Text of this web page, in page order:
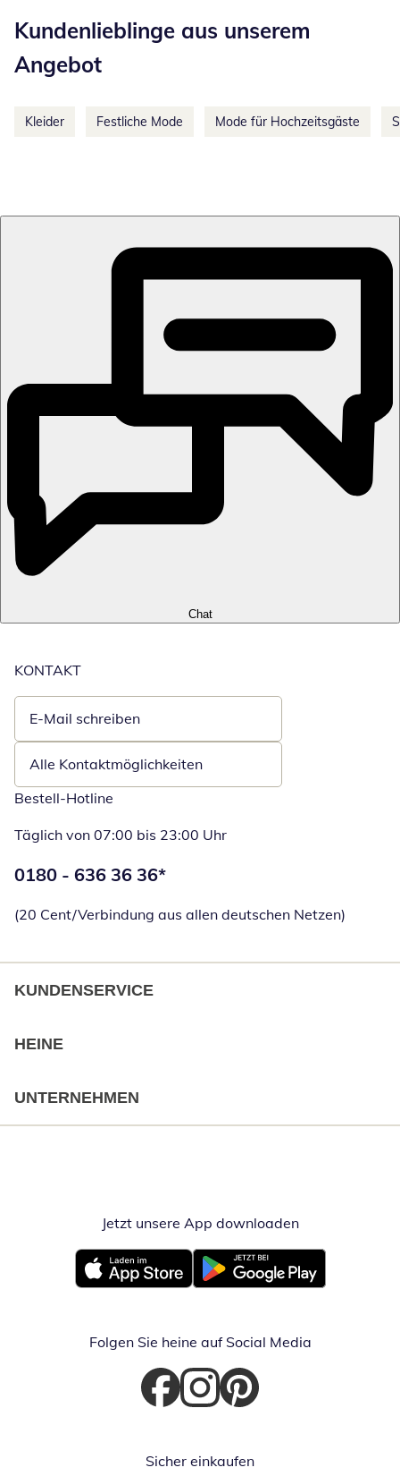
Kundenlieblinge aus unserem
Angebot
Kleider Festliche Mode Mode für Hochzeitsgäste
Chat
KONTAKT
E-Mail schreiben
Öffnet E-Mail-Client
Alle Kontaktmöglichkeiten
Bestell-Hotline
Täglich von 07:00 bis 23:00 Uhr
Telefonnummer:
0180 - 636 36 36*
(20 Cent/Verbindung aus allen deutschen Netzen)
KUNDENSERVICE
HEINE
UNTERNEHMEN
Jetzt unsere App downloadenÖffnet in
Öffnet in neuem FensterÖffnet in neuem Fenster
Folgen Sie heine auf Social Media
Öffnet in neuem Fenster
Öffnet in neuem Fenster
Öffnet in neuem Fenster
Sicher einkaufen